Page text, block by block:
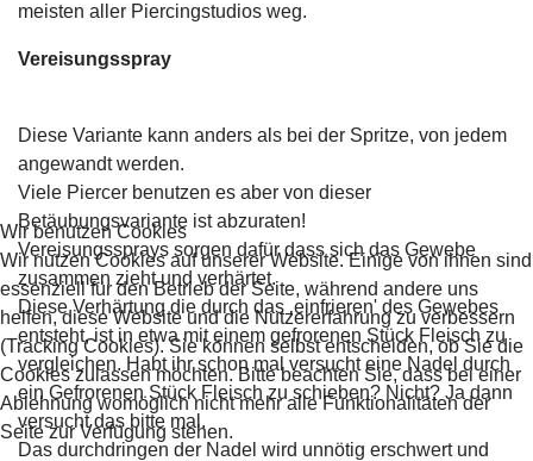
meisten aller Piercingstudios weg.
Vereisungsspray
Diese Variante kann anders als bei der Spritze, von jedem
angewandt werden.
Viele Piercer benutzen es aber von dieser
Betäubungsvariante ist abzuraten!
Vereisungssprays sorgen dafür dass sich das Gewebe
zusammen zieht und verhärtet.
Diese Verhärtung die durch das ‚einfrieren' des Gewebes
entsteht, ist in etwa mit einem gefrorenen Stück Fleisch zu
vergleichen. Habt ihr schon mal versucht eine Nadel durch
ein Gefrorenen Stück Fleisch zu schieben? Nicht? Ja dann
versucht das bitte mal.
Das durchdringen der Nadel wird unnötig erschwert und
Wir benutzen Cookies
Wir nutzen Cookies auf unserer Website. Einige von ihnen sind
essenziell für den Betrieb der Seite, während andere uns
helfen, diese Website und die Nutzererfahrung zu verbessern
(Tracking Cookies). Sie können selbst entscheiden, ob Sie die
Cookies zulassen möchten. Bitte beachten Sie, dass bei einer
Ablehnung womöglich nicht mehr alle Funktionalitäten der
Seite zur Verfügung stehen.